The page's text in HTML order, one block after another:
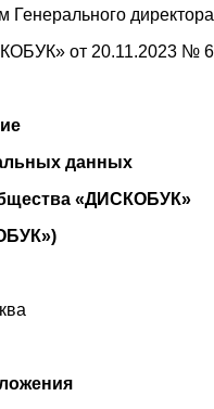
Генерального директора
от 20.11.2023 № 6
данных
«ДИСКОБУК»